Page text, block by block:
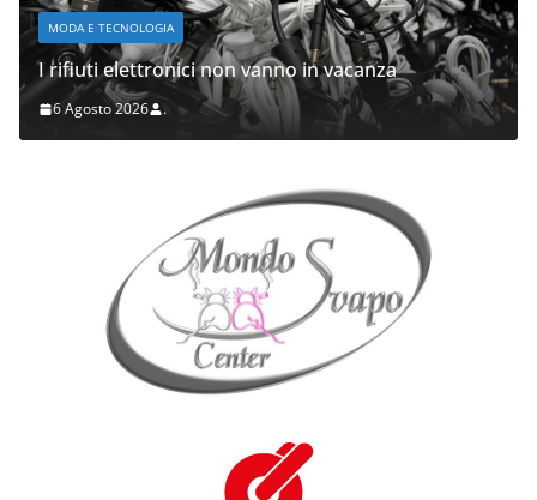
MODA E TECNOLOGIA
I rifiuti elettronici non vanno in vacanza
6 Agosto 2026 .